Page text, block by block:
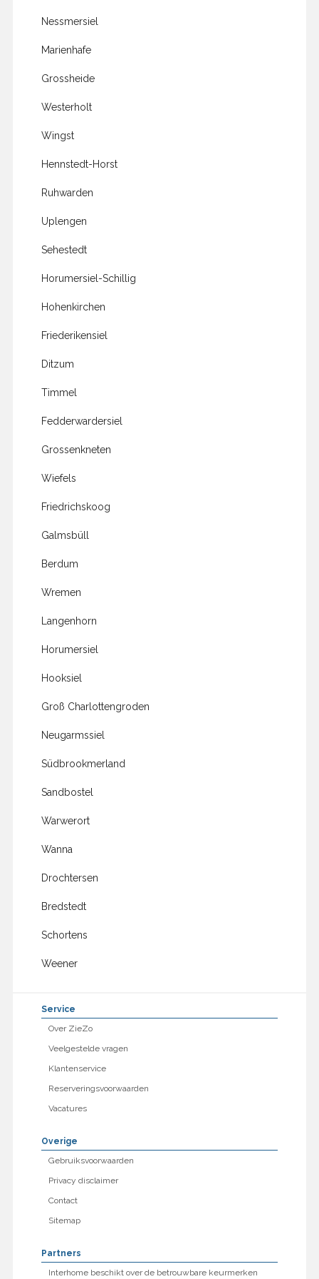
Nessmersiel
Marienhafe
Grossheide
Westerholt
Wingst
Hennstedt-Horst
Ruhwarden
Uplengen
Sehestedt
Horumersiel-Schillig
Hohenkirchen
Friederikensiel
Ditzum
Timmel
Fedderwardersiel
Grossenkneten
Wiefels
Friedrichskoog
Galmsbüll
Berdum
Wremen
Langenhorn
Horumersiel
Hooksiel
Groß Charlottengroden
Neugarmssiel
Südbrookmerland
Sandbostel
Warwerort
Wanna
Drochtersen
Bredstedt
Schortens
Weener
Service
Over ZieZo
Veelgestelde vragen
Klantenservice
Reserveringsvoorwaarden
Vacatures
Overige
Gebruiksvoorwaarden
Privacy disclaimer
Contact
Sitemap
Partners
Interhome beschikt over de betrouwbare keurmerken